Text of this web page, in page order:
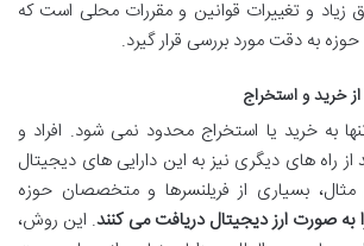
و تغییرات قوانین و مقررات محلی است که
حوزه به دقت مورد بررسی قرار گیرد.
خرید و استخراج
به خرید یا استخراج محدود نمی شود. افراد و
راه های دیگری نیز به این دارایی های دیجیتال
بسیاری از فریلنسرها و متخصصان حوزه
به صورت ارز دیجیتال دریافت می کنند. این روش،